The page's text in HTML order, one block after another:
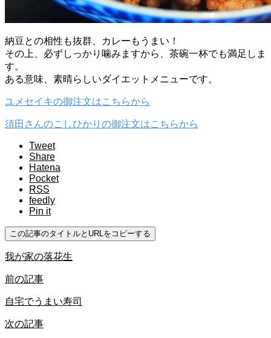
納豆との相性も抜群、カレーもうまい！
その上、必ずしっかり噛みますから、茶碗一杯でも満足しま
す。
ある意味、素晴らしいダイエットメニューです。
ユメセイキの御注文はこちらから
須田さんのこしひかりの御注文はこちらから
Tweet
Share
Hatena
Pocket
RSS
feedly
Pin it
この記事のタイトルとURLをコピーする
我が家の落花生
前の記事
自宅でうまい寿司
次の記事